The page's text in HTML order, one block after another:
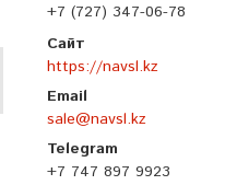
+7 (727) 347-06-78
https://navsl.kz
sale@navsl.kz
+7 747 897 9923